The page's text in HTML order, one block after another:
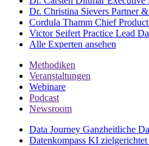
Dr. Christina Sievers Partner
Cordula Thamm Chief
Victor Seifert Practice Lead
Alle Experten ansehen
Methodiken
Veranstaltungen
Webinare
Podcast
Newsroom
Data Journey Ganzheitliche
Datenkompass KI zielgerichtet